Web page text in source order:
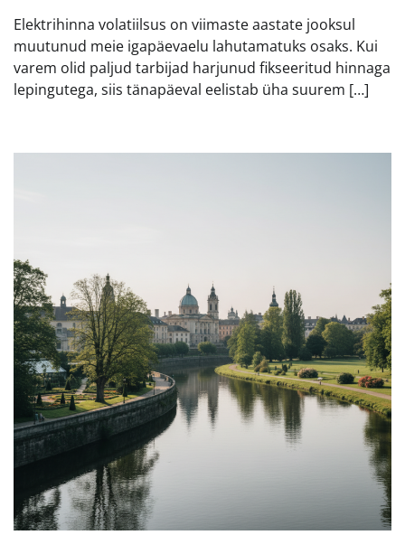
Elektrihinna volatiilsus on viimaste aastate jooksul
muutunud meie igapäevaelu lahutamatuks osaks. Kui
varem olid paljud tarbijad harjunud fikseeritud hinnaga
lepingutega, siis tänapäeval eelistab üha suurem […]